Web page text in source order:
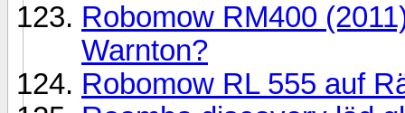
Robomow RM400
Warnton?
Robomow RL 555 auf